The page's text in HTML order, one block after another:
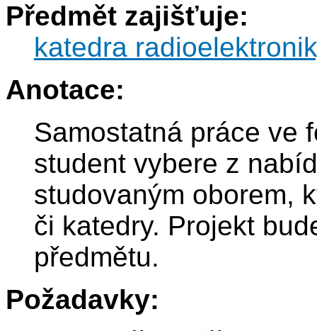
Předmět zajišťuje:
katedra
Anotace:
Samostatná práce ve
student vybere z
studovaným oborem,
či katedry. Projekt
předmětu.
Požadavky: